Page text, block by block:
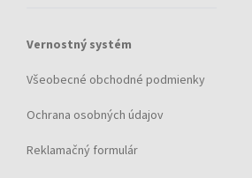
Vernostný systém
Všeobecné obchodné podmienky
Ochrana osobných údajov
Reklamačný formulár